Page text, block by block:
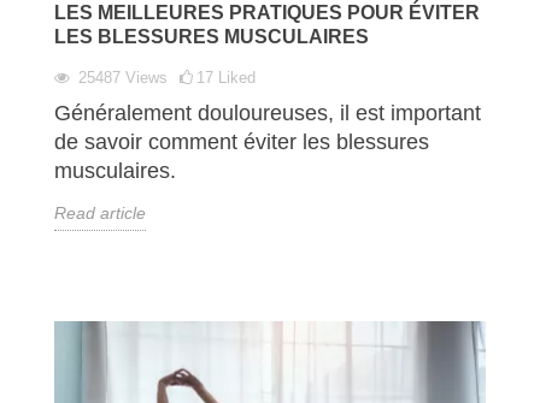
LES MEILLEURES PRATIQUES POUR ÉVITER
LES BLESSURES MUSCULAIRES
25487 Views 17 Liked
Généralement douloureuses, il est important
de savoir comment éviter les blessures
musculaires.
Read article